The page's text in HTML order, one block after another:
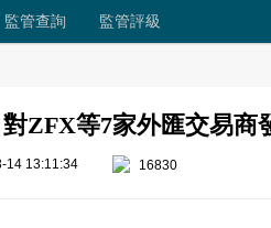
監管查詢 監管評級
ZFX等7家外匯交易商
14 13:11:34 16830